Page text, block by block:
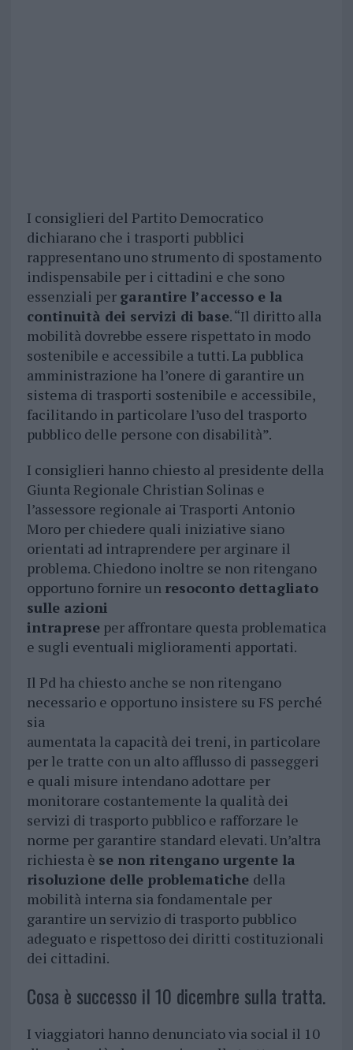
I consiglieri del Partito Democratico
dichiarano che i trasporti pubblici
rappresentano uno strumento di spostamento
indispensabile per i cittadini e che sono
essenziali per garantire l’accesso e la
continuità dei servizi di base. “Il diritto alla
mobilità dovrebbe essere rispettato in modo
sostenibile e accessibile a tutti. La pubblica
amministrazione ha l’onere di garantire un
sistema di trasporti sostenibile e accessibile,
facilitando in particolare l’uso del trasporto
pubblico delle persone con disabilità”.
I consiglieri hanno chiesto al presidente della
Giunta Regionale Christian Solinas e
l’assessore regionale ai Trasporti Antonio
Moro per chiedere quali iniziative siano
orientati ad intraprendere per arginare il
problema. Chiedono inoltre se non ritengano
opportuno fornire un resoconto dettagliato
sulle azioni
intrapreseper affrontare questa problematica
e sugli eventuali miglioramenti apportati.
Il Pd ha chiesto anche se non ritengano
necessario e opportuno insistere su FS perché
sia
aumentata la capacità dei treni, in particolare
per le tratte con un alto afflusso di passeggeri
e quali misure intendano adottare per
monitorare costantemente la qualità dei
servizi di trasporto pubblico e rafforzare le
norme per garantire standard elevati. Un’altra
richiesta è se non ritengano urgente la
risoluzione delle problematiche della
mobilità interna sia fondamentale per
garantire un servizio di trasporto pubblico
adeguato e rispettoso dei diritti costituzionali
dei cittadini.
Cosa è successo il 10 dicembre sulla tratta.
I viaggiatori hanno denunciato via social il 10